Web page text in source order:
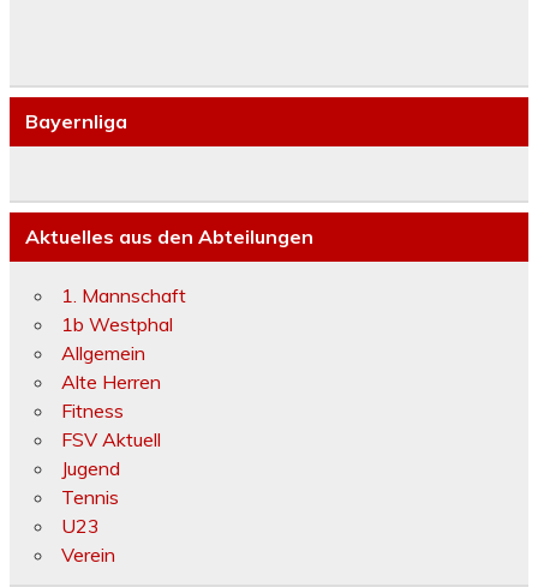
Bayernliga
Aktuelles aus den Abteilungen
1. Mannschaft
1b Westphal
Allgemein
Alte Herren
Fitness
FSV Aktuell
Jugend
Tennis
U23
Verein